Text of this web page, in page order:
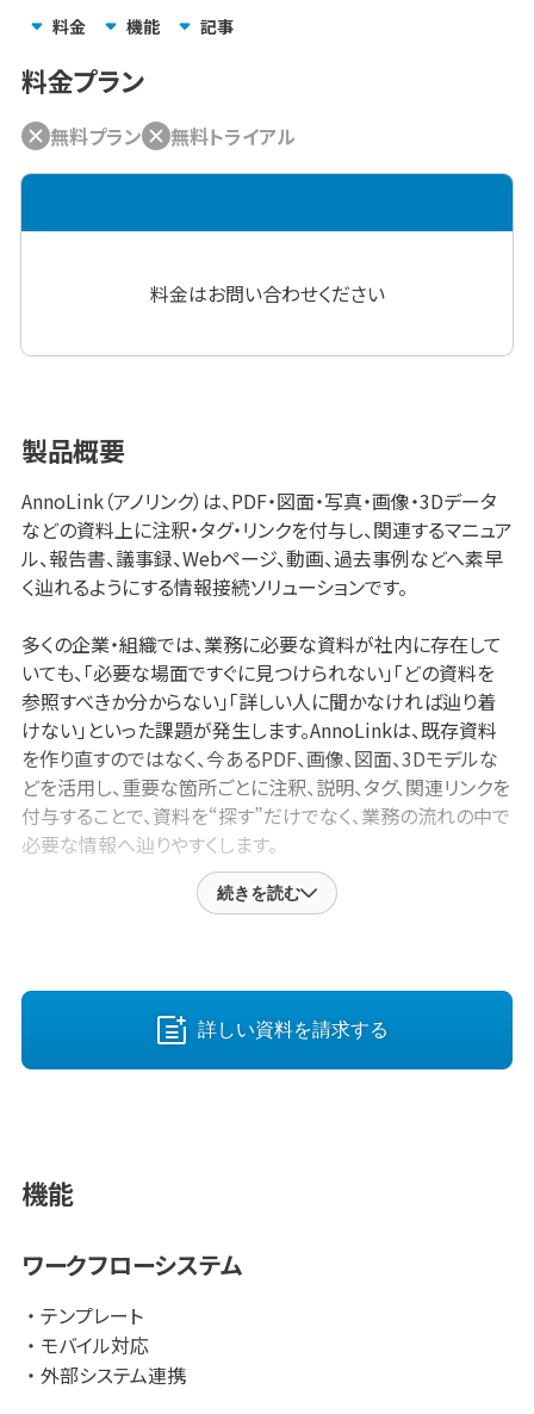
料金
機能 記事
料金プラン
無料プラン 無料トライアル
料金はお問い合わせください
製品概要
AnnoLink（アノリンク）は、PDF・図面・写真・画像・3Dデータ
などの資料上に注釈・タグ・リンクを付与し、関連するマニュア
ル、報告書、議事録、Webページ、動画、過去事例などへ素早
く辿れるようにする情報接続ソリューションです。
多くの企業・組織では、業務に必要な資料が社内に存在して
いても、「必要な場面ですぐに見つけられない」「どの資料を
参照すべきか分からない」「詳しい人に聞かなければ辿り着
けない」といった課題が発生します。AnnoLinkは、既存資料
を作り直すのではなく、今あるPDF、画像、図面、3Dモデルな
どを活用し、重要な箇所ごとに注釈、説明、タグ、関連リンクを
付与することで、資料を“探す”だけでなく、業務の流れの中で
必要な情報へ辿りやすくします。
Editor」、資料同士のつながりを可視化する「AnnoLinkViz」
で構成されています。加えて、スマートフォンから写真に注釈
を付け、即座にプロジェクトへ登録できる
「AnnoLinkFieldInput」も用意されています。
注釈を直接付与できます。注釈には、関連するPDF、Webペー
ジ、動画、マニュアル、報告書、議事録、仕様書、過去事例など
ぎ、問い合わせ対応、現場報告、設計レビュー、設備管理な
ど、幅広い用途で活用できます。
さらに、PDF登録時にはAIによる要約やタグ候補の生成を活
用できます。大量の資料を一つひとつ確認し、分類や説明を
続きを読む
詳しい資料を請求する
機能
ワークフローシステム
テンプレート
モバイル対応
外部システム連携